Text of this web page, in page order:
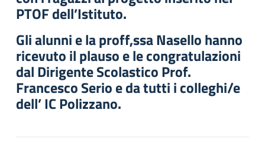
PTOF dell’Istituto.
Gli alunni e la proff,ssa Nasello hanno
ricevuto il plauso e le congratulazioni
dal Dirigente Scolastico Prof.
Francesco Serio e da tutti i colleghi/e
dell’ IC Polizzano.